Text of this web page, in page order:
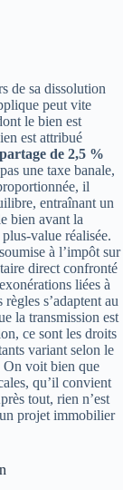
de sa dissolution
peut vite
le bien est
est attribué
de 2,5 %
une taxe banale,
il
entraînant un
bien avant la
value réalisée.
à l’impôt sur
direct confronté
liées à
s’adaptent au
la transmission est
ce sont les droits
variant selon le
On voit bien que
qu’il convient
tout, rien n’est
projet immobilier